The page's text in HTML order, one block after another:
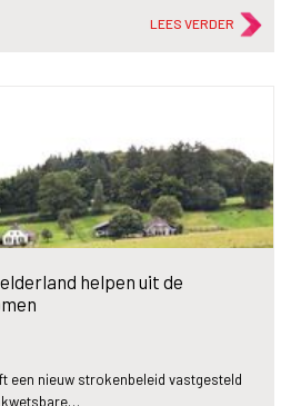
LEES VERDER
helpen uit de
een nieuw strokenbeleid vastgesteld